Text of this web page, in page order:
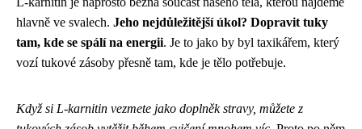
hlavně ve svalech. Jeho nejdůležitější úkol? Dopravit tuky
tam, kde se spálí na energii. Je to jako by byl taxikářem, který
vozí tukové zásoby přesně tam, kde je tělo potřebuje.
Když si L-karnitin vezmete jako doplněk stravy, můžete z